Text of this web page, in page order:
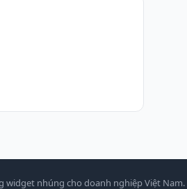
widget nhúng cho doanh nghiệp Việt Nam.